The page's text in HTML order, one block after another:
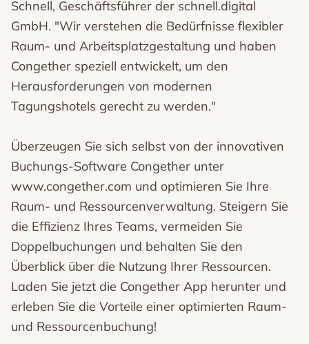
Schnell, Geschäftsführer der schnell.digital
GmbH. "Wir verstehen die Bedürfnisse flexibler
Raum- und Arbeitsplatzgestaltung und haben
Congether speziell entwickelt, um den
Herausforderungen von modernen
Tagungshotels gerecht zu werden."
Überzeugen Sie sich selbst von der innovativen
Buchungs-Software Congether unter
www.congether.com und optimieren Sie Ihre
Raum- und Ressourcenverwaltung. Steigern Sie
die Effizienz Ihres Teams, vermeiden Sie
Doppelbuchungen und behalten Sie den
Überblick über die Nutzung Ihrer Ressourcen.
Laden Sie jetzt die Congether App herunter und
erleben Sie die Vorteile einer optimierten Raum-
und Ressourcenbuchung!